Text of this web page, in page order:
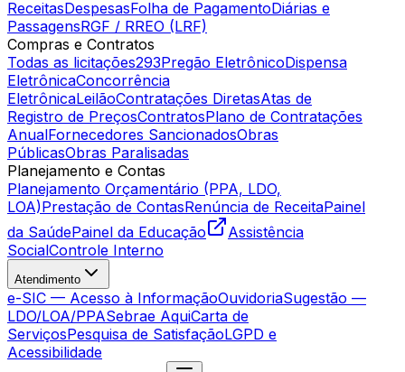
ReceitasDespesasFolha de PagamentoDiárias e
PassagensRGF / RREO (LRF)
Compras e Contratos
Todas as licitações293Pregão EletrônicoDispensa
EletrônicaConcorrência
EletrônicaLeilãoContratações DiretasAtas de
Registro de PreçosContratosPlano de Contratações
AnualFornecedores SancionadosObras
PúblicasObras Paralisadas
Planejamento e Contas
Planejamento Orçamentário (PPA, LDO,
LOA)Prestação de ContasRenúncia de ReceitaPainel
da SaúdePainel da Educação
Assistência
SocialControle Interno
Atendimento
e-SIC — Acesso à InformaçãoOuvidoriaSugestão —
LDO/LOA/PPASebrae AquiCarta de
ServiçosPesquisa de SatisfaçãoLGPD e
Acessibilidade